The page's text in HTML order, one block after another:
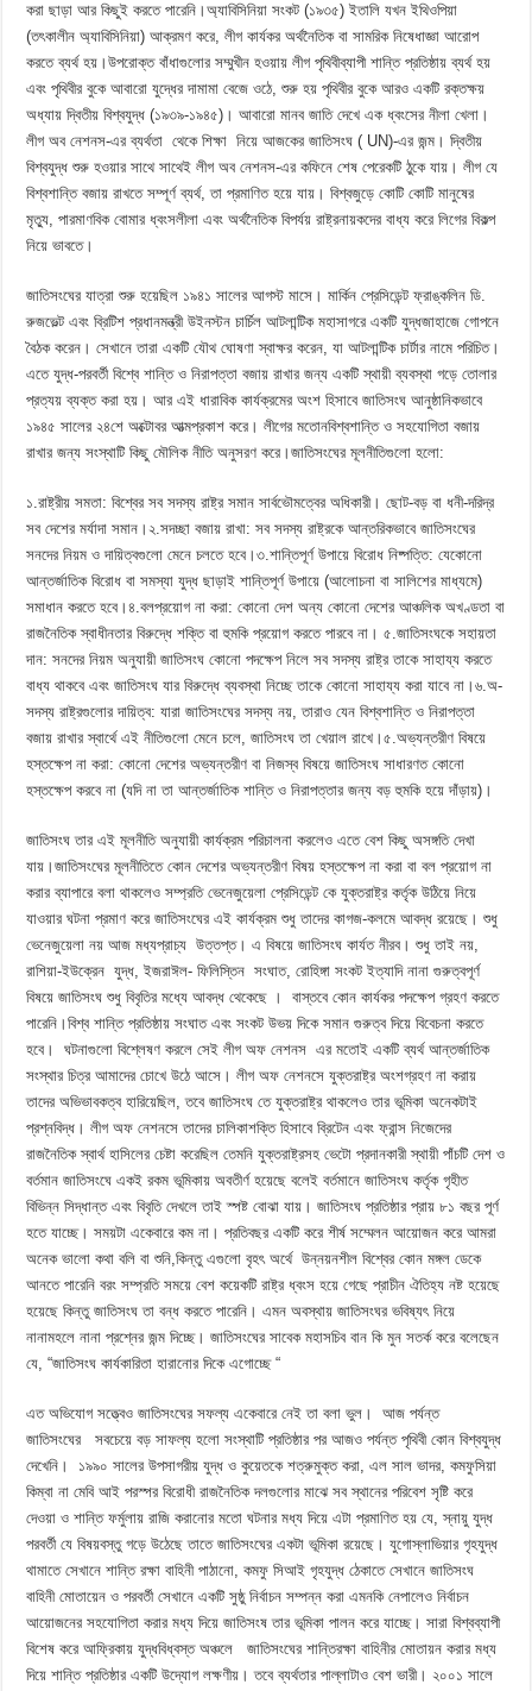
করা ছাড়া আর কিছুই করতে পারেনি।অ্যাবিসিনিয়া সংকট (১৯৩৫) ইতালি যখন ইথিওপিয়া
(তৎকালীন অ্যাবিসিনিয়া) আক্রমণ করে, লীগ কার্যকর অর্থনৈতিক বা সামরিক নিষেধাজ্ঞা আরোপ
করতে ব্যর্থ হয়।‎উপরোক্ত বাঁধাগুলোর সম্মুখীন হওয়ায় লীগ পৃথিবীব্যাপী শান্তি প্রতিষ্ঠায় ব্যর্থ হয়
এবং পৃথিবীর বুকে আবারো যুদ্ধের দামামা বেজে ওঠে, শুরু হয় পৃথিবীর বুকে আরও একটি রক্তক্ষয়
অধ্যায় দ্বিতীয় বিশ্বযুদ্ধ (১৯৩৯-১৯৪৫)। আবারো মানব জাতি দেখে এক ধ্বংসের নীলা খেলা।‎
লীগ অব নেশনস-এর ব্যর্থতা থেকে শিক্ষা নিয়ে আজকের জাতিসংঘ ( UN)-এর জন্ম।‎ দ্বিতীয়
বিশ্বযুদ্ধ শুরু হওয়ার সাথে সাথেই লীগ অব নেশনস-এর কফিনে শেষ পেরেকটি ঠুকে যায়। লীগ যে
বিশ্বশান্তি বজায় রাখতে সম্পূর্ণ ব্যর্থ, তা প্রমাণিত হয়ে যায়। বিশ্বজুড়ে কোটি কোটি মানুষের
মৃত্যু, পারমাণবিক বোমার ধ্বংসলীলা এবং অর্থনৈতিক বিপর্যয় রাষ্ট্রনায়কদের বাধ্য করে লিগের বিকল্প
নিয়ে ভাবতে।
‎​‎​জাতিসংঘের যাত্রা শুরু হয়েছিল ১৯৪১ সালের আগস্ট মাসে। মার্কিন প্রেসিডেন্ট ফ্রাঙ্কলিন ডি.
রুজভেল্ট এবং ব্রিটিশ প্রধানমন্ত্রী উইনস্টন চার্চিল আটলান্টিক মহাসাগরে একটি যুদ্ধজাহাজে গোপনে
বৈঠক করেন। সেখানে তারা একটি যৌথ ঘোষণা স্বাক্ষর করেন, যা আটলান্টিক চার্টার নামে পরিচিত।
এতে যুদ্ধ-পরবর্তী বিশ্বে শান্তি ও নিরাপত্তা বজায় রাখার জন্য একটি স্থায়ী ব্যবস্থা গড়ে তোলার
প্রত্যয় ব্যক্ত করা হয়। আর এই ধারাবিক কার্যক্রমের অংশ হিসাবে জাতিসংঘ আনুষ্ঠানিকভাবে
১৯৪৫ সালের ২৪শে অক্টোবর আত্মপ্রকাশ করে। লীগের মতোনবিশ্বশান্তি ও সহযোগিতা বজায়
রাখার জন্য সংস্থাটি কিছু মৌলিক নীতি অনুসরণ করে।জাতিসংঘের মূলনীতিগুলো হলো:
‎‎১.​রাষ্ট্রীয় সমতা: বিশ্বের সব সদস্য রাষ্ট্র সমান সার্বভৌমত্বের অধিকারী। ছোট-বড় বা ধনী-দরিদ্র
সব দেশের মর্যাদা সমান।‎২.​সদচ্ছা বজায় রাখা: সব সদস্য রাষ্ট্রকে আন্তরিকভাবে জাতিসংঘের
সনদের নিয়ম ও দায়িত্বগুলো মেনে চলতে হবে।‎৩.​শান্তিপূর্ণ উপায়ে বিরোধ নিষ্পত্তি: যেকোনো
আন্তর্জাতিক বিরোধ বা সমস্যা যুদ্ধ ছাড়াই শান্তিপূর্ণ উপায়ে (আলোচনা বা সালিশের মাধ্যমে)
সমাধান করতে হবে।‎৪.​বলপ্রয়োগ না করা: কোনো দেশ অন্য কোনো দেশের আঞ্চলিক অখণ্ডতা বা
রাজনৈতিক স্বাধীনতার বিরুদ্ধে শক্তি বা হুমকি প্রয়োগ করতে পারবে না।‎ ৫.​জাতিসংঘকে সহায়তা
দান: সনদের নিয়ম অনুযায়ী জাতিসংঘ কোনো পদক্ষেপ নিলে সব সদস্য রাষ্ট্র তাকে সাহায্য করতে
বাধ্য থাকবে এবং জাতিসংঘ যার বিরুদ্ধে ব্যবস্থা নিচ্ছে তাকে কোনো সাহায্য করা যাবে না।‎৬.​অ-
সদস্য রাষ্ট্রগুলোর দায়িত্ব: যারা জাতিসংঘের সদস্য নয়, তারাও যেন বিশ্বশান্তি ও নিরাপত্তা
বজায় রাখার স্বার্থে এই নীতিগুলো মেনে চলে, জাতিসংঘ তা খেয়াল রাখে।‎৫.​অভ্যন্তরীণ বিষয়ে
হস্তক্ষেপ না করা: কোনো দেশের অভ্যন্তরীণ বা নিজস্ব বিষয়ে জাতিসংঘ সাধারণত কোনো
হস্তক্ষেপ করবে না (যদি না তা আন্তর্জাতিক শান্তি ও নিরাপত্তার জন্য বড় হুমকি হয়ে দাঁড়ায়)।
‎জাতিসংঘ তার এই মূলনীতি অনুযায়ী কার্যক্রম পরিচালনা করলেও এতে বেশ কিছু অসঙ্গতি দেখা
যায়।জাতিসংঘের মূলনীতিতে কোন দেশের অভ্যন্তরীণ বিষয় হস্তক্ষেপ না করা বা বল প্রয়োগ না
করার ব্যাপারে বলা থাকলেও সম্প্রতি ভেনেজুয়েলা প্রেসিডেন্ট কে যুক্তরাষ্ট্র কর্তৃক উঠিয়ে নিয়ে
যাওয়ার ঘটনা প্রমাণ করে জাতিসংঘের এই কার্যক্রম শুধু তাদের কাগজ-কলমে আবদ্ধ রয়েছে। শুধু
ভেনেজুয়েলা নয় আজ মধ্যপ্রাচ্য উত্তপ্ত। এ বিষয়ে জাতিসংঘ কার্যত নীরব। শুধু তাই নয়,
রাশিয়া-ইউক্রেন যুদ্ধ, ইজরাঈল- ফিলিস্তিন সংঘাত, রোহিঙ্গা সংকট ইত্যাদি নানা গুরুত্বপূর্ণ
বিষয়ে জাতিসংঘ শুধু বিবৃতির মধ্যে আবদ্ধ থেকেছে । বাস্তবে কোন কার্যকর পদক্ষেপ গ্রহণ করতে
পারেনি।‎বিশ্ব শান্তি প্রতিষ্ঠায় সংঘাত এবং সংকট উভয় দিকে সমান গুরুত্ব দিয়ে বিবেচনা করতে
হবে। ঘটনাগুলো বিশ্লেষণ করলে সেই লীগ অফ নেশনস এর মতোই একটি ব্যর্থ আন্তর্জাতিক
সংস্থার চিত্র আমাদের চোখে উঠে আসে। লীগ অফ নেশনসে যুক্তরাষ্ট্র অংশগ্রহণ না করায়
তাদের অভিভাবকত্ব হারিয়েছিল, তবে জাতিসংঘ তে যুক্তরাষ্ট্র থাকলেও তার ভূমিকা অনেকটাই
প্রশ্নবিদ্ধ। লীগ অফ নেশনসে তাদের চালিকাশক্তি হিসাবে ব্রিটেন এবং ফ্রান্স নিজেদের
রাজনৈতিক স্বার্থ হাসিলের চেষ্টা করেছিল তেমনি যুক্তরাষ্ট্রসহ ভেটো প্রদানকারী স্থায়ী পাঁচটি দেশ ও
বর্তমান জাতিসংঘে একই রকম ভূমিকায় অবতীর্ণ হয়েছে বলেই বর্তমানে জাতিসংঘ কর্তৃক গৃহীত
বিভিন্ন সিদ্ধান্ত এবং বিবৃতি দেখলে তাই স্পষ্ট বোঝা যায়। জাতিসংঘ প্রতিষ্ঠার প্রায় ৮১ বছর পূর্ণ
হতে যাচ্ছে। সময়টা একেবারে কম না। প্রতিবছর একটি করে শীর্ষ সম্মেলন আয়োজন করে আমরা
অনেক ভালো কথা বলি বা শুনি,কিন্তু এগুলো বৃহৎ অর্থে উন্নয়নশীল বিশ্বের কোন মঙ্গল ডেকে
আনতে পারেনি বরং সম্প্রতি সময়ে বেশ কয়েকটি রাষ্ট্র ধ্বংস হয়ে গেছে প্রাচীন ঐতিহ্য নষ্ট হয়েছে
হয়েছে কিন্তু জাতিসংঘ তা বন্ধ করতে পারেনি। এমন অবস্থায় জাতিসংঘর ভবিষ্যৎ নিয়ে
নানামহলে নানা প্রশ্নের জন্ম দিচ্ছে। জাতিসংঘের সাবেক মহাসচিব বান কি মুন সতর্ক করে বলেছেন
যে, “জাতিসংঘ কার্যকারিতা হারানোর দিকে এগোচ্ছে “
‎‎এত অভিযোগ সত্ত্বেও জাতিসংঘের সফল্য একেবারে নেই তা বলা ভুল। আজ পর্যন্ত
জাতিসংঘের সবচেয়ে বড় সাফল্য হলো সংস্থাটি প্রতিষ্ঠার পর আজও পর্যন্ত পৃথিবী কোন বিশ্বযুদ্ধ
দেখেনি। ১৯৯০ সালের উপসাগরীয় যুদ্ধ ও কুয়েতকে শত্রুমুক্ত করা, এল সাল ভাদর, কমফুসিয়া
কিম্বা না মেবি আই পরস্পর বিরোধী রাজনৈতিক দলগুলোর মাঝে সব স্থানের পরিবেশ সৃষ্টি করে
দেওয়া ও শান্তি ফর্মুলায় রাজি করানোর মতো ঘটনার মধ্য দিয়ে এটা প্রমাণিত হয় যে, স্নায়ু যুদ্ধ
পরবর্তী যে বিষয়বস্তু গড়ে উঠেছে তাতে জাতিসংঘের একটা ভূমিকা রয়েছে। যুগোস্লাভিয়ার গৃহযুদ্ধ
থামাতে সেখানে শান্তি রক্ষা বাহিনী পাঠানো, কমফু সিআই গৃহযুদ্ধ ঠেকাতে সেখানে জাতিসংঘ
বাহিনী মোতায়েন ও পরবর্তী সেখানে একটি সুষ্ঠু নির্বাচন সম্পন্ন করা এমনকি নেপালেও নির্বাচন
আয়োজনের সহযোগিতা করার মধ্য দিয়ে জাতিসংষ তার ভূমিকা পালন করে যাচ্ছে। সারা বিশ্বব্যাপী
বিশেষ করে আফ্রিকায় যুদ্ধবিধ্বস্ত অঞ্চলে জাতিসংঘের শান্তিরক্ষা বাহিনীর মোতায়ন করার মধ্য
দিয়ে শান্তি প্রতিষ্ঠার একটি উদ্যোগ লক্ষণীয়। তবে ব্যর্থতার পাল্লাটাও বেশ ভারী। ২০০১ সালে